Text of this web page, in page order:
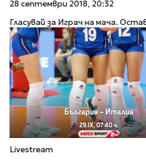
28 септември 2018, 20:32
Гласувай за Играч на мача.
Livestream